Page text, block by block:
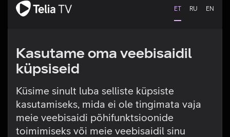
ET RU EN
Kasutame oma veebisaidil
küpsiseid
Küsime sinult luba selliste küpsiste
kasutamiseks, mida ei ole tingimata vaja
meie veebisaidi põhifunktsioonide
toimimiseks või meie veebisaidil sinu
Tehniline viga